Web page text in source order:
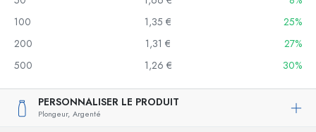
100
1,35 €
25%
200
1,31 €
27%
500
1,26 € 30%
PERSONNALISER LE PRODUIT
Plongeur, Argenté